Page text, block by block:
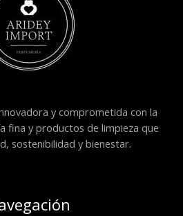
y comprometida con la
fina y productos de limpieza que
sostenibilidad y bienestar.